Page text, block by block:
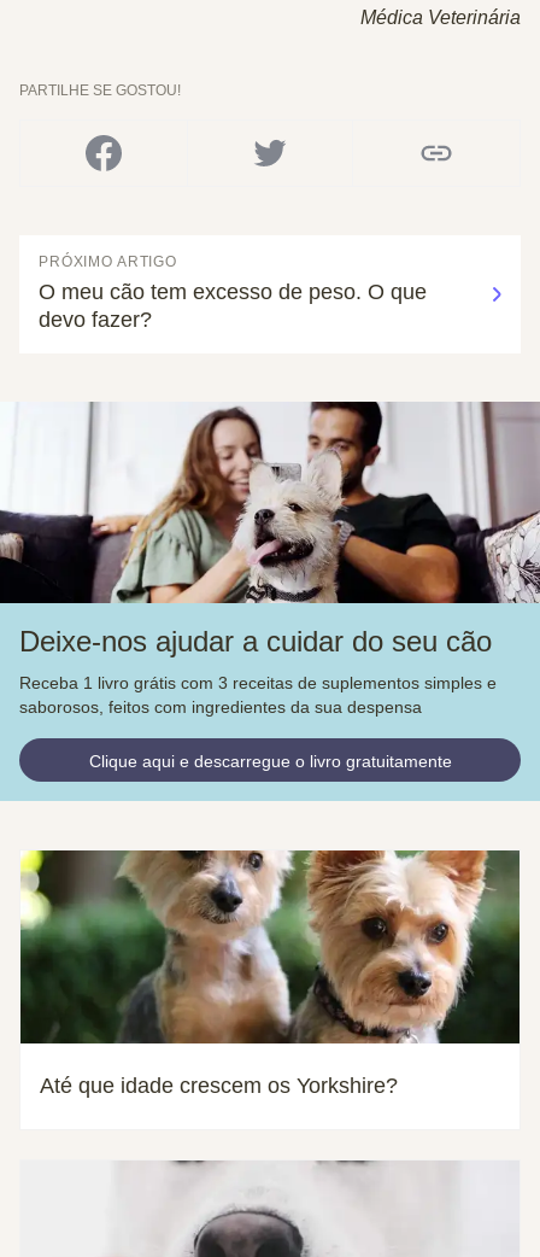
Médica Veterinária
PARTILHE SE GOSTOU!
PRÓXIMO ARTIGO
O meu cão tem excesso de peso. O que
devo fazer?
Deixe-nos ajudar a cuidar do seu cão
Receba 1 livro grátis com 3 receitas de suplementos simples e
saborosos, feitos com ingredientes da sua despensa
Clique aqui e descarregue o livro gratuitamente
Até que idade crescem os Yorkshire?